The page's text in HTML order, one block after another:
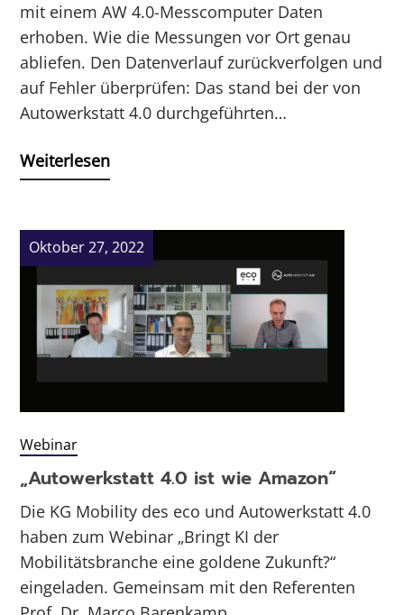
mit einem AW 4.0-Messcomputer Daten
erhoben. Wie die Messungen vor Ort genau
abliefen. Den Datenverlauf zurückverfolgen und
auf Fehler überprüfen: Das stand bei der von
Autowerkstatt 4.0 durchgeführten…
Weiterlesen
Oktober 27, 2022
Webinar
„Autowerkstatt 4.0 ist wie Amazon“
Die KG Mobility des eco und Autowerkstatt 4.0
haben zum Webinar „Bringt KI der
Mobilitätsbranche eine goldene Zukunft?“
eingeladen. Gemeinsam mit den Referenten